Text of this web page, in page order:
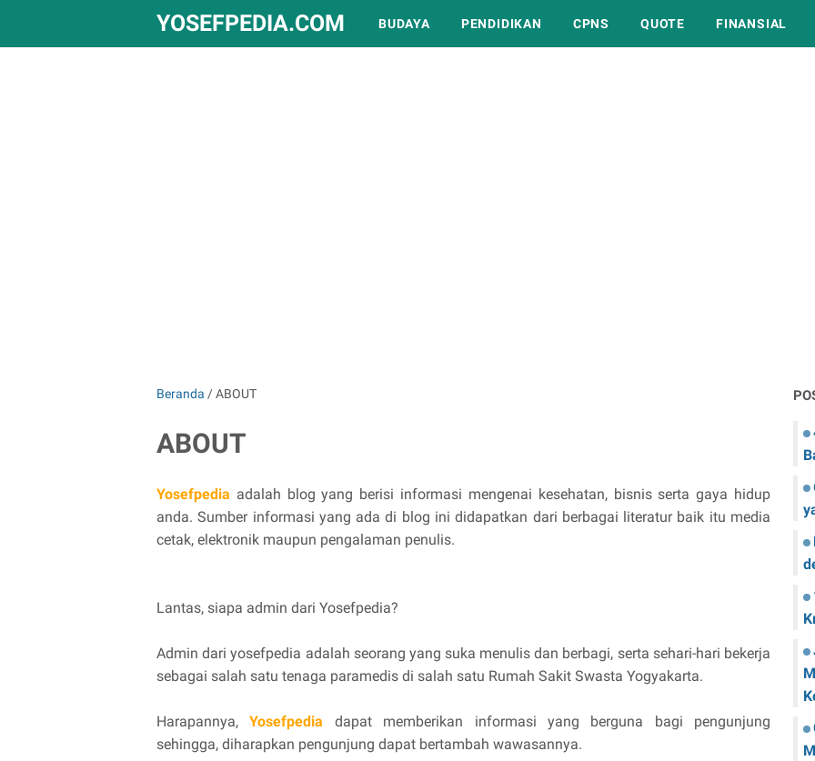
YOSEFPEDIA.COM BUDAYA PENDIDIKAN CPNS QUOTE FINANSIAL
Beranda /ABOUT
ABOUT
Yosefpedia adalah blog yang berisi informasi mengenai kesehatan, bisnis serta gaya hidup
anda. Sumber informasi yang ada di blog ini didapatkan dari berbagai literatur baik itu media
cetak, elektronik maupun pengalaman penulis.
Lantas, siapa admin dari Yosefpedia?
Admin dari yosefpedia adalah seorang yang suka menulis dan berbagi, serta sehari-hari bekerja
sebagai salah satu tenaga paramedis di salah satu Rumah Sakit Swasta Yogyakarta.
Harapannya,Yosefpedia dapat memberikan informasi yang berguna bagi pengunjung
sehingga, diharapkan pengunjung dapat bertambah wawasannya.